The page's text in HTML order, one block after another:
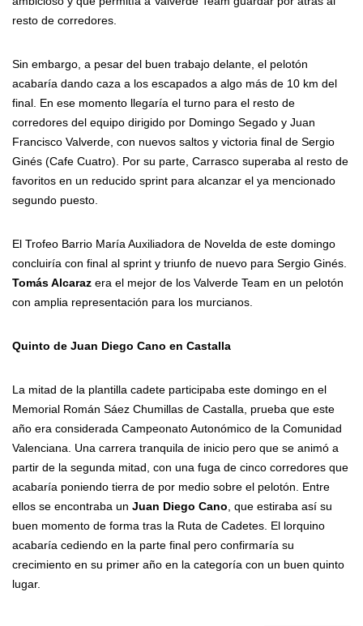
resto de corredores.
Sin embargo, a pesar del buen trabajo delante, el pelotón
acabaría dando caza a los escapados a algo más de 10 km del
final. En ese momento llegaría el turno para el resto de
corredores del equipo dirigido por Domingo Segado y Juan
Francisco Valverde, con nuevos saltos y victoria final de Sergio
Ginés (Cafe Cuatro). Por su parte, Carrasco superaba al resto de
favoritos en un reducido sprint para alcanzar el ya mencionado
segundo puesto.
El Trofeo Barrio María Auxiliadora de Novelda de este domingo
concluiría con final al sprint y triunfo de nuevo para Sergio Ginés.
Tomás Alcaraz era el mejor de los Valverde Team en un pelotón
con amplia representación para los murcianos.
Quinto de Juan Diego Cano en Castalla
La mitad de la plantilla cadete participaba este domingo en el
Memorial Román Sáez Chumillas de Castalla, prueba que este
año era considerada Campeonato Autonómico de la Comunidad
Valenciana. Una carrera tranquila de inicio pero que se animó a
partir de la segunda mitad, con una fuga de cinco corredores que
acabaría poniendo tierra de por medio sobre el pelotón. Entre
ellos se encontraba un Juan Diego Cano , que estiraba así su
buen momento de forma tras la Ruta de Cadetes. El lorquino
acabaría cediendo en la parte final pero confirmaría su
crecimiento en su primer año en la categoría con un buen quinto
lugar.